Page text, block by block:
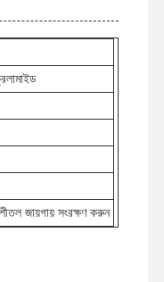
আমাদের সম্পর্কে
জায়গায় সংরক্ষণ করুন